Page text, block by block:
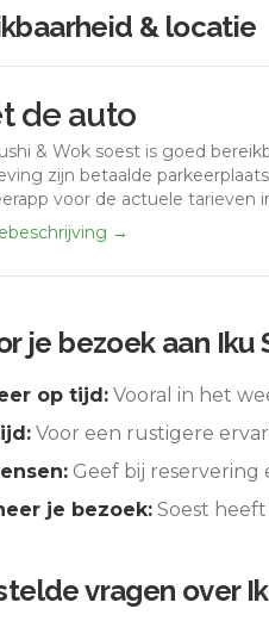
& locatie
de auto
& Wok soest is goed
zijn betaalde
voor de actuele tarieven
→
je bezoek aan Iku
op tijd: Vooral in het
Voor een rustigere
Geef bij
je bezoek: Soest
vragen over